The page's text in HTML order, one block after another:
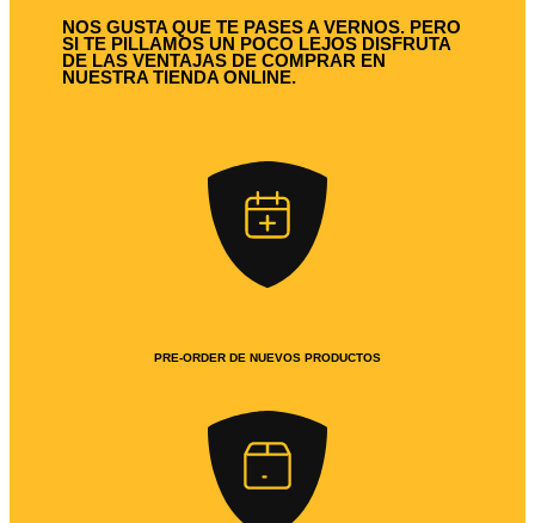
NOS GUSTA QUE TE PASES A VERNOS. PERO
SI TE PILLAMOS UN POCO LEJOS DISFRUTA
DE LAS VENTAJAS DE COMPRAR EN
NUESTRA TIENDA ONLINE.
PRE-ORDER DE NUEVOS PRODUCTOS